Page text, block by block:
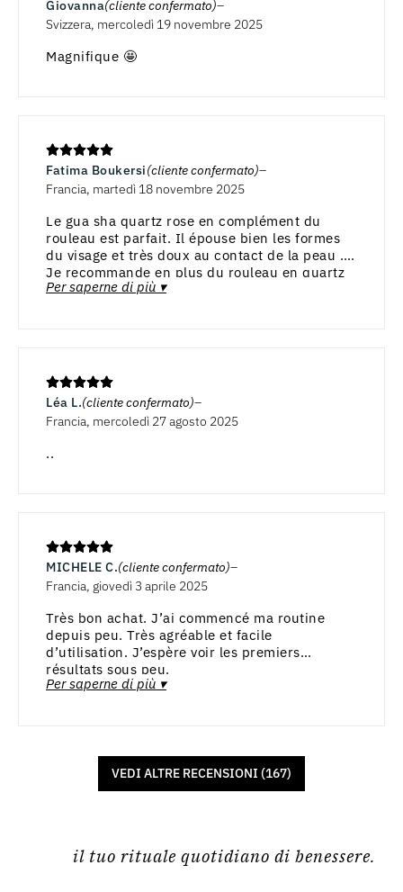
Giovanna(cliente confermato)
Svizzera, mercoledì 19 novembre 2025
Magnifique 🤩
Fatima Boukersi(cliente confermato)
Francia, martedì 18 novembre 2025
Le gua sha quartz rose en complément du
rouleau est parfait. Il épouse bien les formes
du visage et très doux au contact de la peau .
Je recommande en plus du rouleau en quartz
rose car l’effet lifting naturel est très visible
Per saperne di più ▾
Léa L.(cliente confermato)
Francia, mercoledì 27 agosto 2025
..
MICHELE C.(cliente confermato)
Francia, giovedì 3 aprile 2025
Très bon achat. J’ai commencé ma routine
depuis peu. Très agréable et facile
d’utilisation. J’espère voir les premiers
résultats sous peu.
Per saperne di più ▾
VEDI ALTRE RECENSIONI (167)
il tuo rituale quotidiano di benessere.